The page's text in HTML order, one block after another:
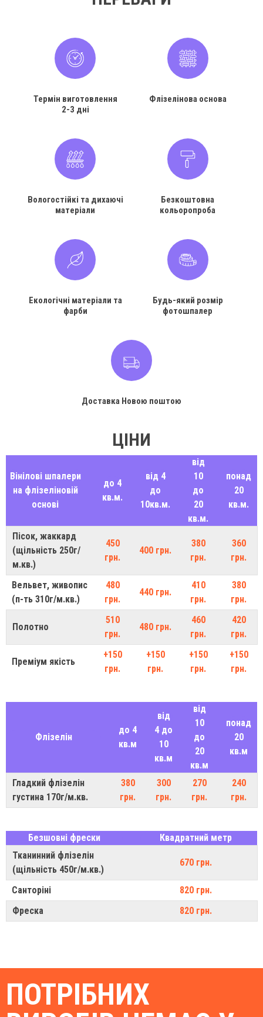
Термін виготовлення
2-3 дні
Флізелінова основа
Вологостійкі та дихаючі
матеріали
Безкоштовна
кольоропроба
Екологічні матеріали та
фарби
Будь-який розмір
фотошпалер
Доставка Новою поштою
ЦІНИ
Вінілові шпалери
на флізеліновій
основі
до 4
кв.м.
від 4
до
10кв.м.
від
10
до
20
кв.м.
понад
20
кв.м.
Пісок, жаккард
(щільність 250г/
м.кв.)
450
грн.
400 грн.
380
грн.
360
грн.
Вельвет, живопис
(п-ть 310г/м.кв.)
480
грн.
440 грн.
410
грн.
380
грн.
Полотно
510
грн.
480 грн.
460
грн.
420
грн.
Преміум якість
+150
грн.
+150
грн.
+150
грн.
+150
грн.
Флізелін
до 4
кв.м
від
4 до
10
кв.м
від
10
до
20
кв.м
понад
20
кв.м
Гладкий флізелін
густина 170г/м.кв.
380
грн.
300
грн.
270
грн.
240
грн.
Безшовні фрески
Квадратний метр
Тканинний флізелін
(щільність 450г/м.кв.)
670 грн.
Санторіні
820 грн.
Фреска
820 грн.
ПОТРІБНИХ